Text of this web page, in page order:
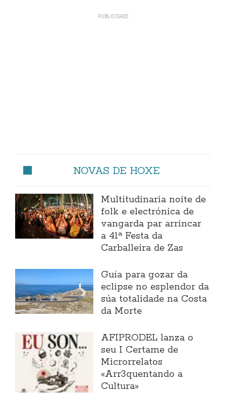
NOVAS DE HOXE
Multitudinaria noite de
folk e electrónica de
vangarda par arrincar
a 41ª Festa da
Carballeira de Zas
Guía para gozar da
eclipse no esplendor da
súa totalidade na Costa
da Morte
AFIPRODEL lanza o
seu I Certame de
Microrrelatos
«Arr3quentando a
Cultura»